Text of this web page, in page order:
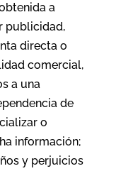
a
publicidad,
directa o
comercial,
a una
de
o
información;
y perjuicios